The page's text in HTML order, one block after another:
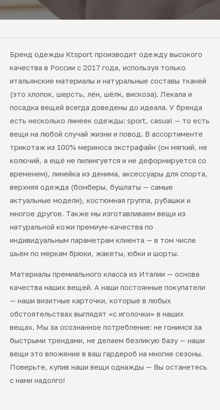
Бренд одежды Ktsport производит одежду высокого
качества в России с 2017 года, используя только
итальянские материалы и натуральные составы тканей
(это хлопок, шерсть, лён, шёлк, вискоза). Лекала и
посадка вещей всегда доведены до идеала. У бренда
есть несколько линеек одежды: sport, casual — то есть
вещи на любой случай жизни и повод. В ассортименте
трикотаж из 100% мериноса экстрафайн (он мягкий, не
колючий, а ещё не пилингуется и не деформируется со
временем), линейка из денима, аксессуары для спорта,
верхняя одежда (бомберы, бушлаты — самые
актуальные модели), костюмная группа, рубашки и
многое другое. Также мы изготавливаем вещи из
натуральной кожи премиум-качества по
индивидуальным параметрам клиента — в том числе
шьём по меркам брюки, жакеты, юбки и шорты.
Материалы премиального класса из Италии — основа
качества наших вещей. А наши постоянные покупатели
— наши визитные карточки, которые в любых
обстоятельствах выглядят «с иголочки» в наших
вещах. Мы за осознанное потребление: не гонимся за
быстрыми трендами, не делаем безликую базу — наши
вещи это вложение в ваш гардероб на многие сезоны.
Поверьте, купив наши вещи однажды — Вы останетесь
с нами надолго!